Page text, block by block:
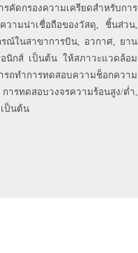
กรองความเครียดสำหรับการ
วามน่าเชื่อถือของวัสดุ, ชิ้นส่วน,
ณ์ในสาขาการบิน, อวกาศ, ยาน
นิกส์ เป็นต้น ให้สภาวะแวดล้อม
ทำการทดสอบความช็อกความ
รทดสอบวงจรความร้อนสูง/ต่ำ,
ป็นต้น